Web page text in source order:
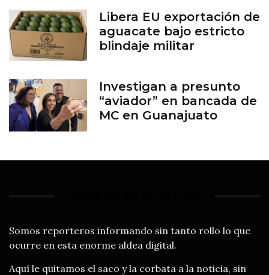
Libera EU exportación de
aguacate bajo estricto
blindaje militar
Investigan a presunto
“aviador” en bancada de
MC en Guanajuato
Somos reporteros informando sin tanto rollo lo que
ocurre en esta enorme aldea digital.
Aquí le quitamos el saco y la corbata a la noticia, sin